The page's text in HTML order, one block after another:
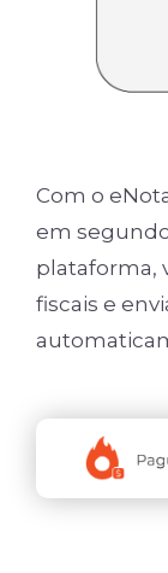
Com o
em
plataforma,
fiscais e